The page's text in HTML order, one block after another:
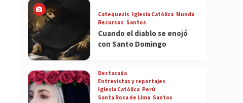
Catequesis Iglesia Católica Mundo
Recursos Santos
Cuando el diablo se enojó
con Santo Domingo
Destacada
Entrevistas y reportajes
Iglesia Católica Perú
Santa Rosa de Lima Santos